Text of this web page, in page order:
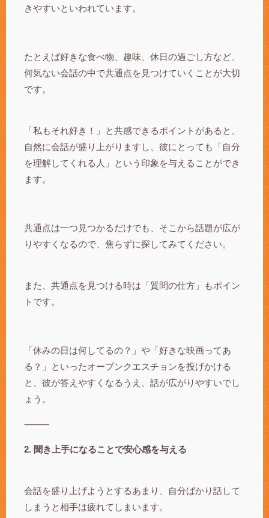
きやすいといわれています。
たとえば好きな食べ物、趣味、休日の過ごし方など、
何気ない会話の中で共通点を見つけていくことが大切
です。
「私もそれ好き！」と共感できるポイントがあると、
自然に会話が盛り上がりますし、彼にとっても「自分
を理解してくれる人」という印象を与えることができ
ます。
共通点は一つ見つかるだけでも、そこから話題が広が
りやすくなるので、焦らずに探してみてください。
また、共通点を見つける時は「質問の仕方」もポイン
トです。
「休みの日は何してるの？」や「好きな映画ってあ
る？」といったオープンクエスチョンを投げかける
と、彼が答えやすくなるうえ、話が広がりやすいでし
ょう。
⸻
2. 聞き上手になることで安心感を与える
会話を盛り上げようとするあまり、自分ばかり話して
しまうと相手は疲れてしまいます。